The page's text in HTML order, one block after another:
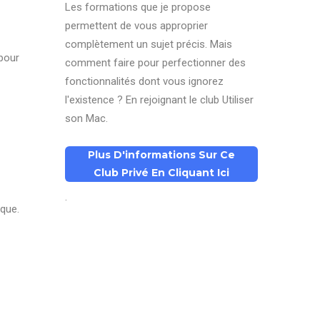
Les formations que je propose
permettent de vous approprier
complètement un sujet précis. Mais
comment faire pour perfectionner des
fonctionnalités dont vous ignorez
l'existence ? En rejoignant le club Utiliser
son Mac.
Plus D'informations Sur Ce
Club Privé En Cliquant Ici
.